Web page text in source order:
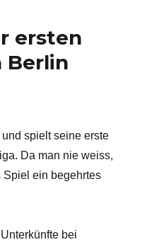
ersten
Berlin
spielt seine erste
Da man nie weiss,
Spiel ein begehrtes
bei